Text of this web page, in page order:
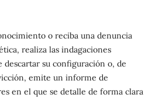
o reciba una denuncia
realiza las indagaciones
su configuración o, de
emite un informe de
en el que se detalle de forma clara